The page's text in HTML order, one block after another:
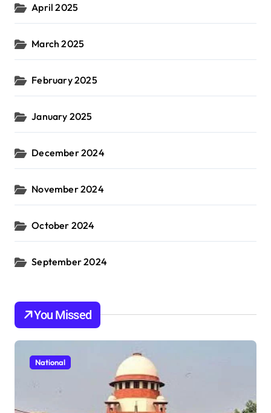
April 2025
March 2025
February 2025
January 2025
December 2024
November 2024
October 2024
September 2024
You Missed
National